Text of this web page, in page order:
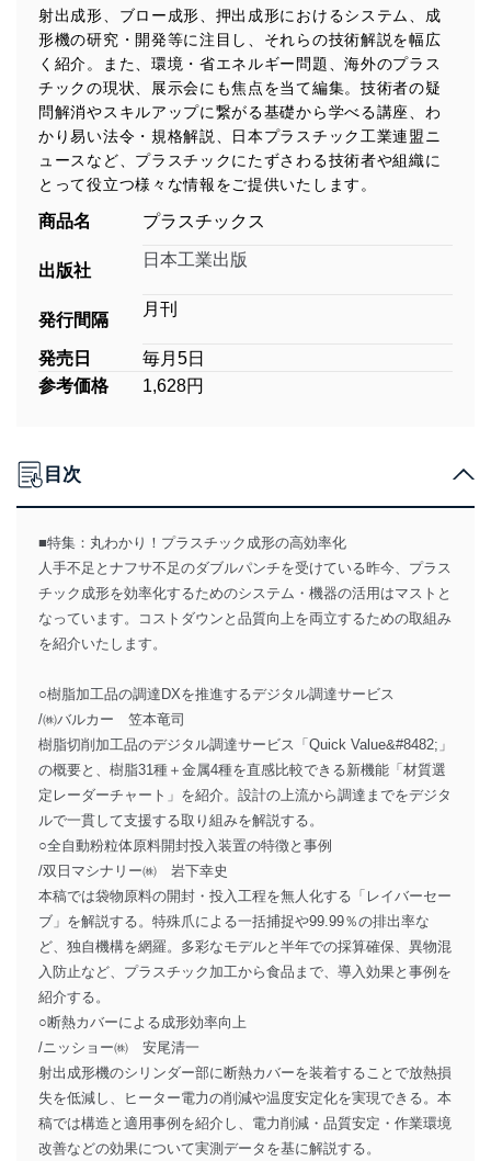
射出成形、ブロー成形、押出成形におけるシステム、成
形機の研究・開発等に注目し、それらの技術解説を幅広
く紹介。また、環境・省エネルギー問題、海外のプラス
チックの現状、展示会にも焦点を当て編集。技術者の疑
問解消やスキルアップに繋がる基礎から学べる講座、わ
かり易い法令・規格解説、日本プラスチック工業連盟ニ
ュースなど、プラスチックにたずさわる技術者や組織に
とって役立つ様々な情報をご提供いたします。
商品名 プラスチックス
出版社
日本工業出版
発行間隔
月刊
発売日
毎月5日
参考価格
1,628円
目次
■特集：丸わかり！プラスチック成形の高効率化
人手不足とナフサ不足のダブルパンチを受けている昨今、プラス
チック成形を効率化するためのシステム・機器の活用はマストと
なっています。コストダウンと品質向上を両立するための取組み
を紹介いたします。
○樹脂加工品の調達DXを推進するデジタル調達サービス
/㈱バルカー 笠本竜司
樹脂切削加工品のデジタル調達サービス「Quick Value&#8482;」
の概要と、樹脂31種＋金属4種を直感比較できる新機能「材質選
定レーダーチャート」を紹介。設計の上流から調達までをデジタ
ルで一貫して支援する取り組みを解説する。
○全自動粉粒体原料開封投入装置の特徴と事例
/双日マシナリー㈱ 岩下幸史
本稿では袋物原料の開封・投入工程を無人化する「レイバーセー
ブ」を解説する。特殊爪による一括捕捉や99.99％の排出率な
ど、独自機構を網羅。多彩なモデルと半年での採算確保、異物混
入防止など、プラスチック加工から食品まで、導入効果と事例を
紹介する。
○断熱カバーによる成形効率向上
/ニッショー㈱ 安尾清一
射出成形機のシリンダー部に断熱カバーを装着することで放熱損
失を低減し、ヒーター電力の削減や温度安定化を実現できる。本
稿では構造と適用事例を紹介し、電力削減・品質安定・作業環境
改善などの効果について実測データを基に解説する。